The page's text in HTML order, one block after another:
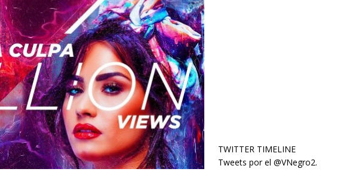
TWITTER TIMELINE
Tweets por el @VNegro2.